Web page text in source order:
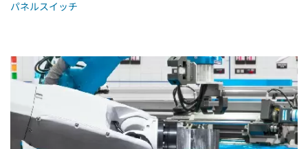
パネルスイッチ